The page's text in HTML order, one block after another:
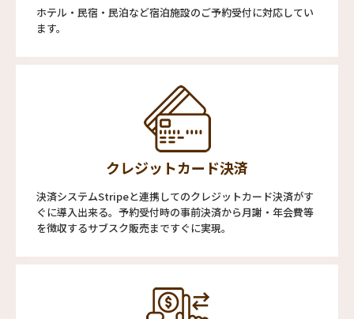
ホテル・民宿・民泊など宿泊施設のご予約受付に対応してい
ます。
クレジットカード決済
決済システムStripeと連携してのクレジットカード決済がす
ぐに導入出来る。予約受付時の事前決済から月謝・年会費等
を徴収するサブスク販売まですぐに実現。